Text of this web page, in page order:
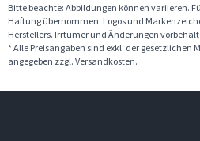
Bitte beachte: Abbildungen können variieren.
Haftung übernommen. Logos und
Herstellers. Irrtümer und Änderungen
* Alle Preisangaben sind exkl. der gesetzlichen
angegeben zzgl. Versandkosten.